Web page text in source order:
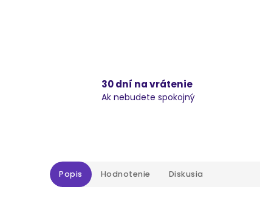
30 dní na vrátenie
Ak nebudete spokojný
Popis Hodnotenie Diskusia